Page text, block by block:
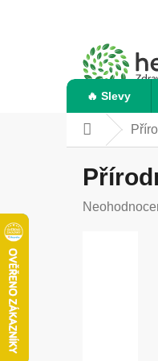
🔥 Slevy
Domů
Průměrné